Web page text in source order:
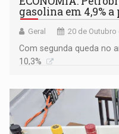
gasolina em 4,9%
Geral 20 de Outubro
Com segunda queda no
10,3%